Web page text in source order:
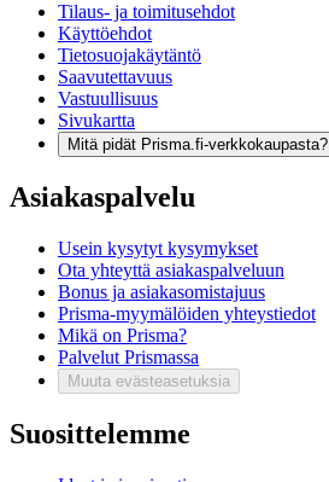
Tilaus- ja toimitusehdot
Käyttöehdot
Tietosuojakäytäntö
Saavutettavuus
Vastuullisuus
Sivukartta
Mitä pidät Prisma.fi-verkkokaupasta?
Asiakaspalvelu
Usein kysytyt kysymykset
Ota yhteyttä asiakaspalveluun
Bonus ja asiakasomistajuus
Prisma-myymälöiden yhteystiedot
Mikä on Prisma?
Palvelut Prismassa
Muuta evästeasetuksia
Suosittelemme